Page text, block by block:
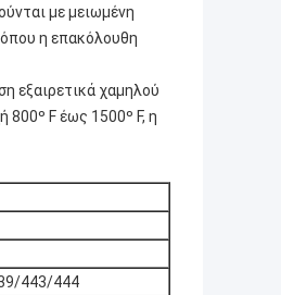
με μειωμένη
η επακόλουθη
εξαιρετικά χαμηλού
800º F έως 1500º F, η
443/444